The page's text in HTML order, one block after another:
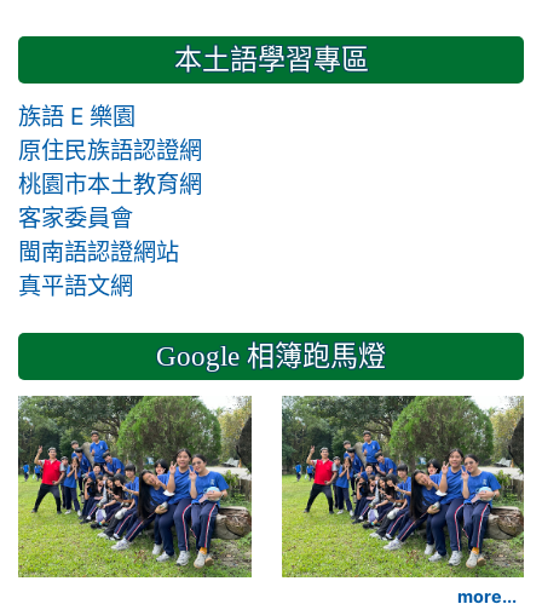
本土語學習專區
族語 E 樂園
原住民族語認證網
桃園市本土教育網
客家委員會
閩南語認證網站
真平語文網
Google 相簿跑馬燈
2024-11-14 六年級三和
more...